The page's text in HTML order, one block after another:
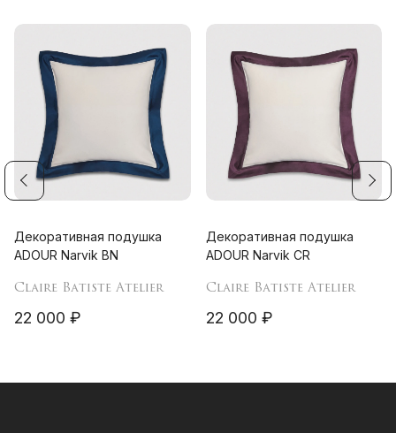
Декоративная подушка
ADOUR Narvik BN
Claire Batiste Atelier
22 000 ₽
Декоративная подушка
ADOUR Narvik CR
Claire Batiste Atelier
22 000 ₽